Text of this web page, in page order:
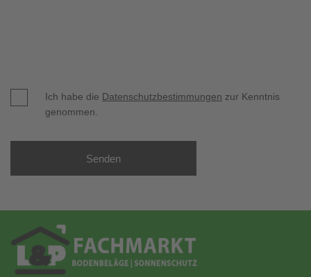
Ich habe die Datenschutzbestimmungen zur Kenntnis
genommen.
Senden